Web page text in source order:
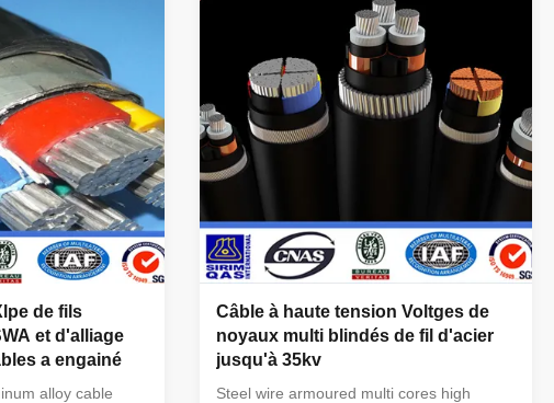
de fils
et d'alliage
a engainé
alloy cable
Câble à haute tension Voltges de
noyaux multi blindés de fil d'acier
jusqu'à 35kv
Steel wire armoured multi cores high